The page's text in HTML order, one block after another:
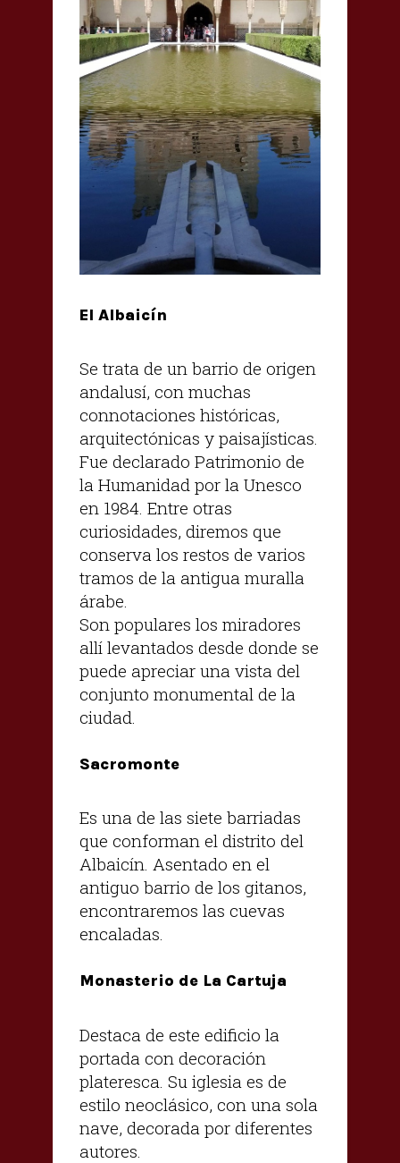
El Albaicín
Se trata de un barrio de origen
andalusí, con muchas
connotaciones históricas,
arquitectónicas y paisajísticas.
Fue declarado Patrimonio de
la Humanidad por la Unesco
en 1984. Entre otras
curiosidades, diremos que
conserva los restos de varios
tramos de la antigua muralla
árabe.
Son populares los miradores
allí levantados desde donde se
puede apreciar una vista del
conjunto monumental de la
ciudad.
Sacromonte
Es una de las siete barriadas
que conforman el distrito del
Albaicín. Asentado en el
antiguo barrio de los gitanos,
encontraremos las cuevas
encaladas.
Monasterio de La Cartuja
Destaca de este edificio la
portada con decoración
plateresca. Su iglesia es de
estilo neoclásico, con una sola
nave, decorada por diferentes
autores.